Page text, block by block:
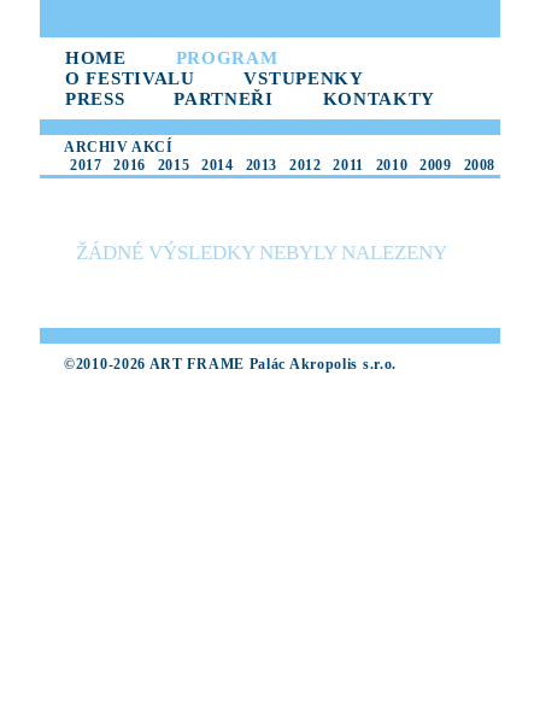
HOME
PROGRAM
O FESTIVALU
VSTUPENKY
PRESS
PARTNEŘI KONTAKTY
ARCHIV AKCÍ
2017
2016 2015 2014 2013 2012 2011 2010 2009 2008
ŽÁDNÉ VÝSLEDKY NEBYLY NALEZENY
©2010-2026 ART FRAME Palác Akropolis s.r.o.